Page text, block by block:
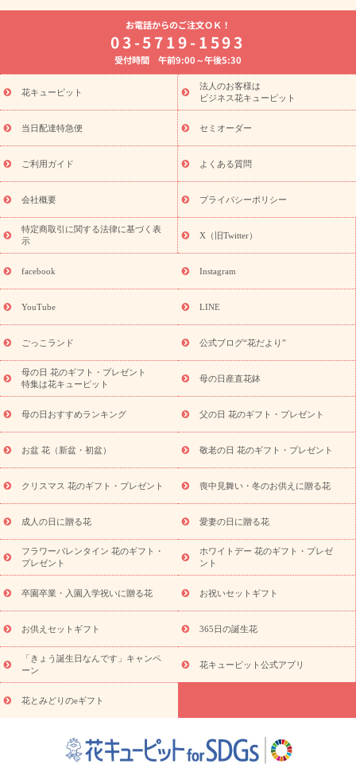
よく贈られる花
お祝いの花特集
誕生日フラワーギフト特集
8月の誕生花(トルコキキョウ)
開店・開業祝い
お供え・お悔やみ お供え・お悔やみの花
通夜・葬儀に贈る花 胡蝶蘭・花鉢
ーブドフラワー
季節のイベント
ひまわり ギフト・プレゼント
特集
お盆 花（新盆・初盆） 季節のイベント
お盆 花（新
盆・初盆）
お盆 花（新盆・初盆）
お盆・お供え 花とセットギ
フト
お盆・お供え プリザーブドフラワー
ひまわり ギフト・プ
レゼント特集
夏の花贈り・お中元・暑中見舞い 花のギフト特集
敬老の日におくる花ギフト・プレゼント特集
花ギフト・プレゼント特集
敬老の日 花のおすすめランキング
敬
老の日 花鉢植えのギフト・プレゼント特集
敬老の日 花とセットギ
フト・プレゼント特集
敬老の日の花 全てのギフト一覧
キャン
ペーン
映画『ウォーターガーディアンズ』コラボキャンペーン
「きょう誕生日なんです」キャンペーン
誕生日の花を探す
誕生日フラワーギフト 誕生日フラワーギフト特集
(トルコキキョウ)
9月の誕生花(リンドウ)
ら探す
お祝いの花特集 当日配達特急便 お祝い商品一覧
念日
結婚祝い 出産祝い 退院祝い・快気祝い
寿祝い
プチギフト ペットのお祝いフラワー
供え・お悔やみ商品一覧
お供え・お悔やみの花
四十九日法要以
お供え プリザーブドフラワー
ペットのお供えフラワー
お盆（新
盆・初盆）
その他 お祝い返し お見舞い
お取り寄せギフト
ビジネス用
ご自宅用 観葉植物 ミディ胡蝶蘭
プリザーブ
ドフラワー
スタイルから探す アレンジメント 花束
スタ
ンド花
お祝い お供え・お悔やみ 胡蝶蘭 胡蝶蘭・花鉢
ディ胡蝶蘭・お祝い
ミディ胡蝶蘭・お供え
世界初の青色胡蝶蘭
観葉植物
観葉植物 産直多肉植物
プリザーブドフラワー
お祝い
お供え・お悔やみ 花とセットギフト
セミオーダー
プチギフト（hanamore -ハナモア-）
花とみどりのeギフト
キューピットのeGfit
カラー ピンク イエローオレンジ
レッ
ド
お花の種類 トルコキキョウ
お祝い お祝い・3000円～ お祝い・4000円～
お祝い・
5000円～
お祝い・7000円～ お祝い・ 10000円～
お供え・お
悔やみ
円～
お供え・お悔やみ・
いのマナー
定年退職祝いのマナー
お祝いを贈るときのマナー・
お電話からのご注文ＯＫ！
03-5719-1593
受付時間 午前9:00～午後5:30
花キューピット
法人のお客様は
ビジネス花キューピット
当日配達特急便 セミオーダー
ご利用ガイド よくある質問
会社概要 プライバシーポリシー
特定商取引に関する法律に基づく表
示
X（旧Twitter）
facebook Instagram
YouTube LINE
ごっこランド 公式ブログ“花だより”
母の日 花のギフト・プレゼント
特集は花キューピット
母の日産直花鉢
母の日おすすめランキング 父の日 花のギフト・プレゼント
お盆 花（新盆・初盆） 敬老の日 花のギフト・プレゼント
クリスマス 花のギフト・プレゼント 喪中見舞い・冬のお供えに贈る花
成人の日に贈る花 愛妻の日に贈る花
フラワーバレンタイン 花のギフト・
プレゼント
ホワイトデー 花のギフト・プレゼ
ント
卒園卒業・入園入学祝いに贈る花 お祝いセットギフト
お供えセットギフト 365日の誕生花
「きょう誕生日なんです」キャンペ
ーン
花キューピット公式アプリ
花とみどりのeギフト